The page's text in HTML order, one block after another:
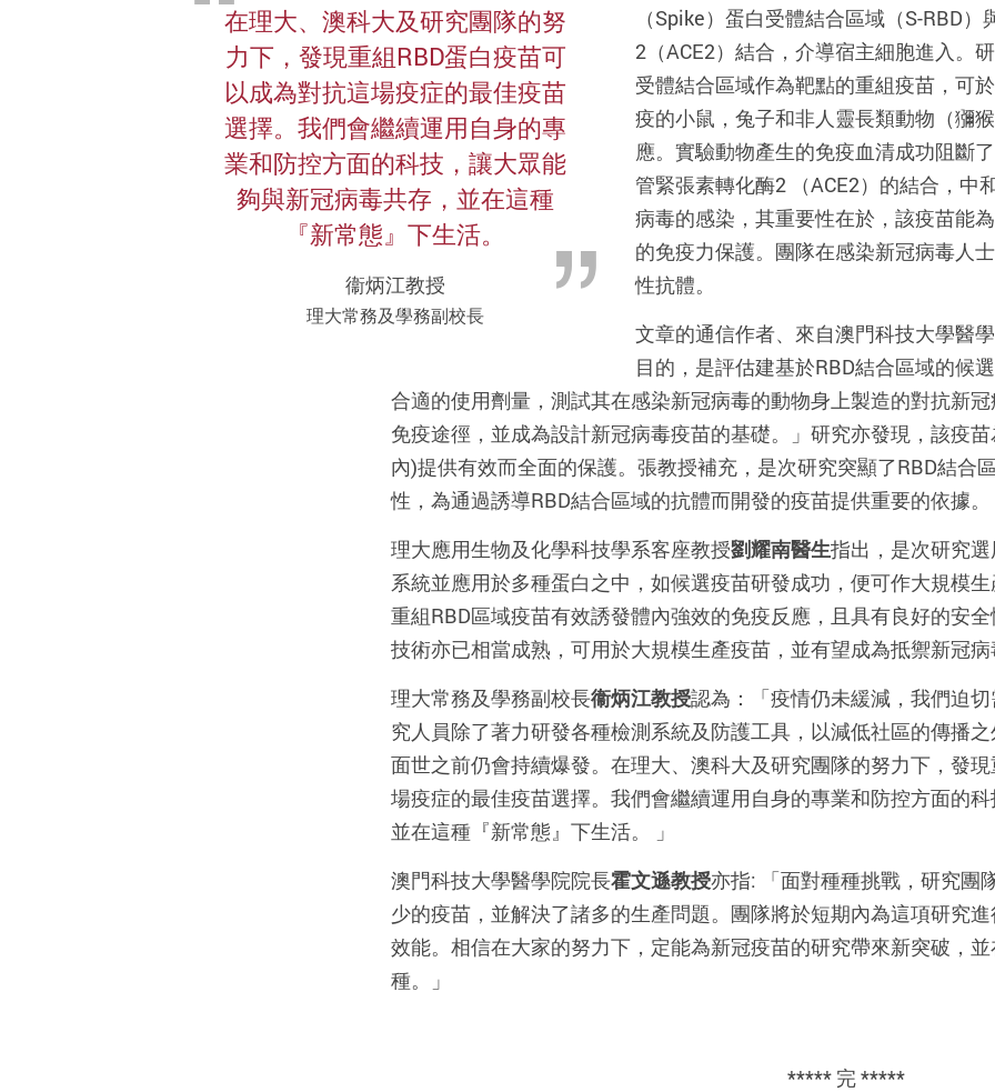
在理大、澳科大及研究團隊的努
力下，發現重組RBD蛋白疫苗可
以成為對抗這場疫症的最佳疫苗
選擇。我們會繼續運用自身的專
業和防控方面的科技，讓大眾能
夠與新冠病毒共存，並在這種
『新常態』下生活。
衞炳江教授
理大常務及學務副校長
（Spike）蛋白受體結合區域（S-RBD
2（ACE2）結合，介導宿主細胞進入。
受體結合區域作為靶點的重組疫苗，可
疫的小鼠，兔子和非人靈長類動物（獼
應。實驗動物產生的免疫血清成功阻斷
管緊張素轉化酶2 （ACE2）的結合，中
病毒的感染，其重要性在於，該疫苗能
的免疫力保護。團隊在感染新冠病毒人
性抗體。
文章的通信作者、來自澳門科技大學醫
目的，是評估建基於RBD結合區域的候
合適的使用劑量，測試其在感染新冠病毒的動物身上製造的對抗新
免疫途徑，並成為設計新冠病毒疫苗的基礎。」研究亦發現，該疫
內)提供有效而全面的保護。張教授補充，是次研究突顯了RBD結合
性，為通過誘導RBD結合區域的抗體而開發的疫苗提供重要的依據。
理大應用生物及化學科技學系客座教授劉耀南醫生指出，是次研究
系統並應用於多種蛋白之中，如候選疫苗研發成功，便可作大規模
重組RBD區域疫苗有效誘發體內強效的免疫反應，且具有良好的安
技術亦已相當成熟，可用於大規模生產疫苗，並有望成為抵禦新冠病
理大常務及學務副校長衞炳江教授認為：「疫情仍未緩減，我們迫
究人員除了著力研發各種檢測系統及防護工具，以減低社區的傳播
面世之前仍會持續爆發。在理大、澳科大及研究團隊的努力下，發
場疫症的最佳疫苗選擇。我們會繼續運用自身的專業和防控方面的
並在這種『新常態』下生活。 」
澳門科技大學醫學院院長霍文遜教授亦指: 「面對種種挑戰，研究團
少的疫苗，並解決了諸多的生產問題。團隊將於短期內為這項研究
效能。相信在大家的努力下，定能為新冠疫苗的研究帶來新突破，
種。」
***** 完 *****